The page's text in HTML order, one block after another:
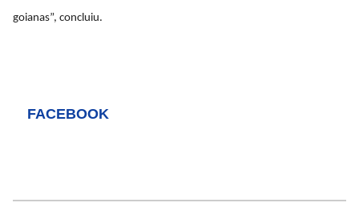
goianas”, concluiu.
FACEBOOK